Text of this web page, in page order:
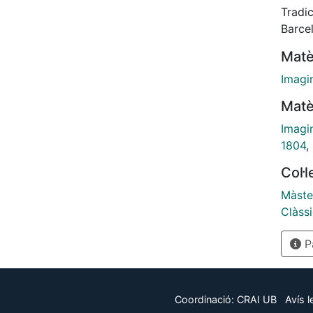
no
sinó
vius.
1804,
Coordinació: CRAI UB Avís